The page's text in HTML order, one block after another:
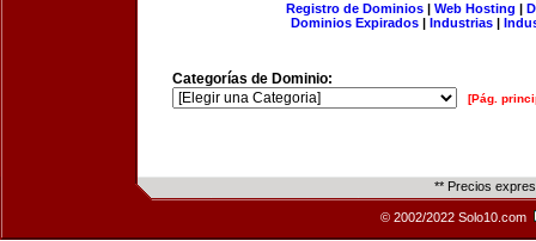
Registro de Dominios| Web Hosting |
Dominios Expirados | Industrias |
Categorías de Dominio:
[Pág.
** Precios
© 2002/2022 Solo10.com